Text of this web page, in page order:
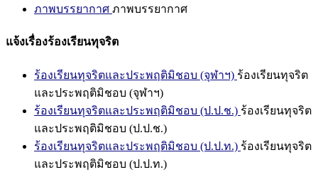
ภาพบรรยากาศ ภาพบรรยากาศ
แจ้งเรื่องร้องเรียนทุจริต
ร้องเรียนทุจริตและประพฤติมิชอบ (จุฬาฯ) ร้องเรียนทุจริต
และประพฤติมิชอบ (จุฬาฯ)
ร้องเรียนทุจริตและประพฤติมิชอบ (ป.ป.ช.) ร้องเรียนทุจริต
และประพฤติมิชอบ (ป.ป.ช.)
ร้องเรียนทุจริตและประพฤติมิชอบ (ป.ป.ท.) ร้องเรียนทุจริต
และประพฤติมิชอบ (ป.ป.ท.)